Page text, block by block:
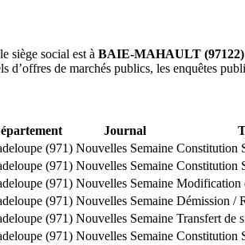
siège social est à BAIE-MAHAULT (97122)
de marchés publics, les enquêtes
Journal
(971) Nouvelles Semaine Constitution
(971) Nouvelles Semaine Constitution
(971) Nouvelles Semaine Modification
(971) Nouvelles Semaine Démission /
(971) Nouvelles Semaine Transfert de
(971) Nouvelles Semaine Constitution